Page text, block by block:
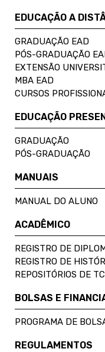
EDUCAÇÃO A
GRADUAÇÃO EAD
PÓS-GRADUAÇÃO
EXTENSÃO
MBA EAD
CURSOS
EDUCAÇÃO
GRADUAÇÃO
PÓS-GRADUAÇÃO
MANUAIS
MANUAL DO ALUNO
ACADÊMICO
REGISTRO DE
REGISTRO DE
REPOSITÓRIOS DE
BOLSAS E
PROGRAMA DE
REGULAMENTOS